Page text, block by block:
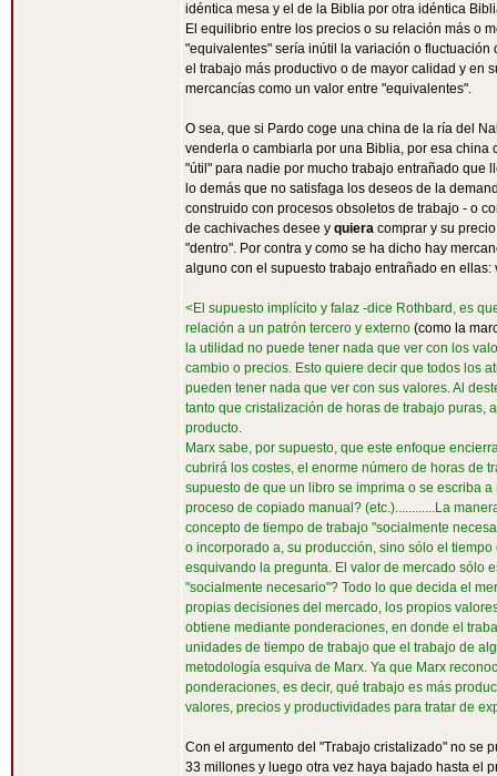
idéntica mesa y el de la Biblia por otra idéntica
El equilibrio entre los precios o su relación más o
"equivalentes" sería inútil la variación o
el trabajo más productivo o de mayor calidad y en
mercancías como un valor entre "equivalentes".
O sea, que si Pardo coge una china de la ría del
venderla o cambiarla por una Biblia, por esa
"útil" para nadie por mucho trabajo entrañado que
lo demás que no satisfaga los deseos de la
construido con procesos obsoletos de trabajo - o
de cachivaches desee y quiera comprar y su
"dentro". Por contra y como se ha dicho hay
alguno con el supuesto trabajo entrañado en
<El supuesto implícito y falaz -dice Rothbard, es
relación a un patrón tercero y externo (como la
la utilidad no puede tener nada que ver con los
cambio o precios. Esto quiere decir que todos los
pueden tener nada que ver con sus valores. Al
tanto que cristalización de horas de trabajo puras,
producto.
Marx sabe, por supuesto, que este enfoque
cubrirá los costes, el enorme número de horas de
supuesto de que un libro se imprima o se escriba
proceso de copiado manual? (etc.)............La
concepto de tiempo de trabajo "socialmente
o incorporado a, su producción, sino sólo el
esquivando la pregunta. El valor de mercado sólo
"socialmente necesario"? Todo lo que decida el
propias decisiones del mercado, los propios
obtiene mediante ponderaciones, en donde el
unidades de tiempo de trabajo que el trabajo de
metodología esquiva de Marx. Ya que Marx
ponderaciones, es decir, qué trabajo es más
valores, precios y productividades para tratar de
Con el argumento del "Trabajo cristalizado" no se
33 millones y luego otra vez haya bajado hasta el